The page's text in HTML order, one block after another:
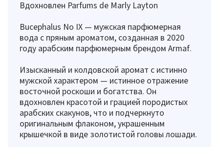
Вдохновлен Parfums de Marly Layton
Bucephalus No IX — мужская парфюмерная
вода с пряным ароматом, созданная в 2020
году арабским парфюмерным брендом Armaf.
Изысканный и колдовской аромат с истинно
мужской характером — истинное отражение
восточной роскоши и богатства. Он
вдохновлен красотой и грацией породистых
арабских скакунов, что и подчеркнуто
оригинальным флаконом, украшенным
крышечкой в виде золотистой головы лошади.